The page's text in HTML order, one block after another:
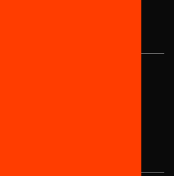
Hub Social
08010 Barcelona
de...